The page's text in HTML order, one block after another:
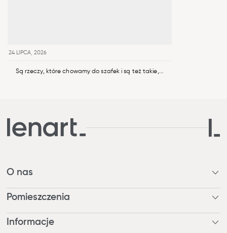
Blog
24 LIPCA, 2026
Są rzeczy, które chowamy do szafek i są też takie,...
O nas
Kim jesteśmy?
Pracuj z nami
Pomieszczenia
Pokój dzienny / Jadalnia
Informacje